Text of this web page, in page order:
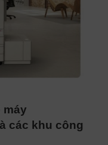
máy
các khu công